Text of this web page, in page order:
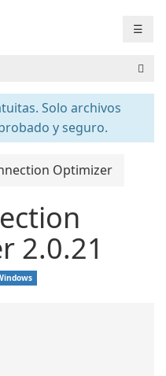
☰
Solo archivos
y seguro.
Optimizer
2.0.21